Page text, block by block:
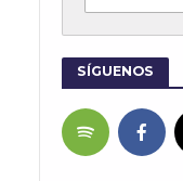
SÍGUENOS